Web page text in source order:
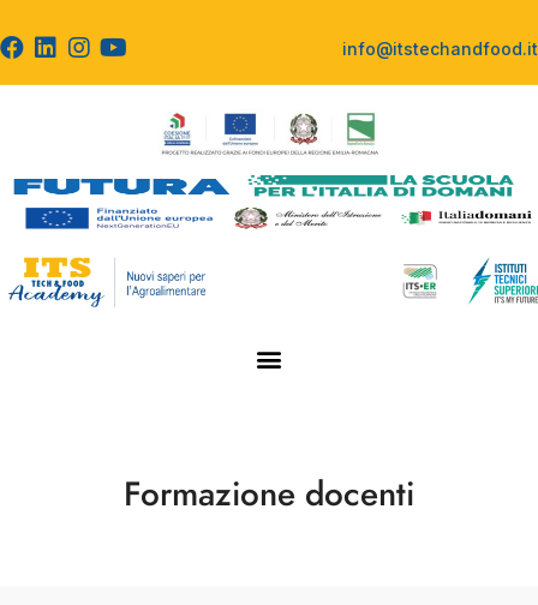
info@itstechandfood.it
Formazione docenti